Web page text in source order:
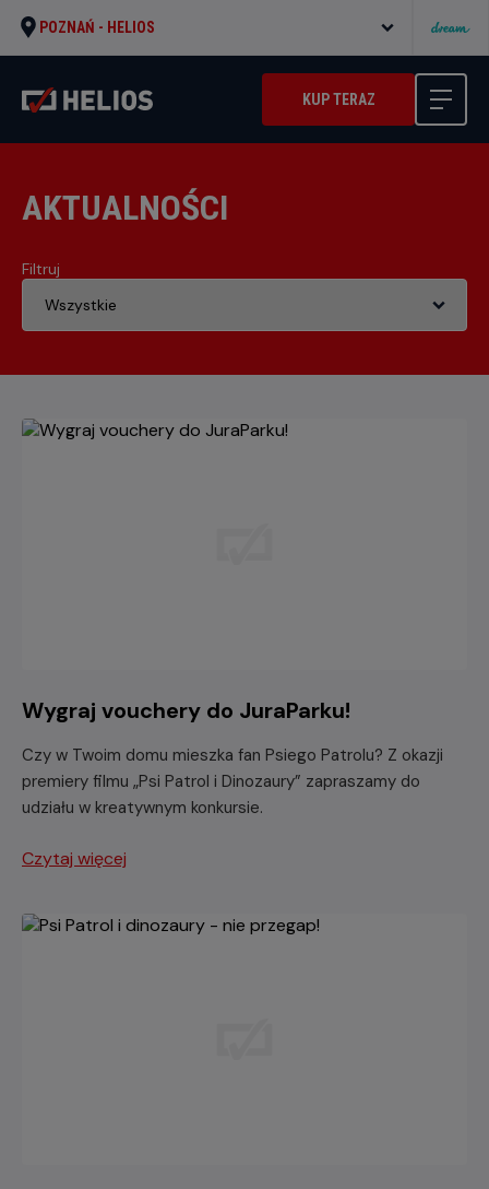
POZNAŃ - HELIOS
KUP TERAZ
AKTUALNOŚCI
Filtruj
Wygraj vouchery do JuraParku!
Czy w Twoim domu mieszka fan Psiego Patrolu? Z okazji
premiery filmu „Psi Patrol i Dinozaury” zapraszamy do
udziału w kreatywnym konkursie.
Czytaj więcej